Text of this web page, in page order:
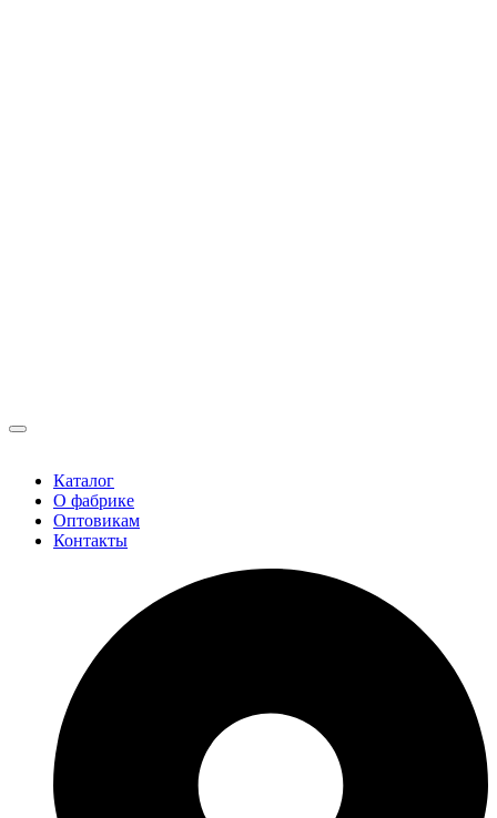
Каталог
О фабрике
Оптовикам
Контакты